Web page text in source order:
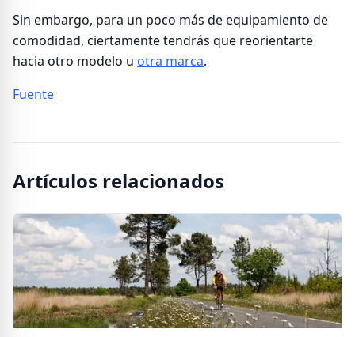
Sin embargo, para un poco más de equipamiento de
comodidad, ciertamente tendrás que reorientarte
hacia otro modelo u otra marca.
Fuente
Artículos relacionados